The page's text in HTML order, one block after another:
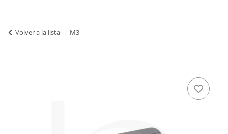
Volver a la lista M3